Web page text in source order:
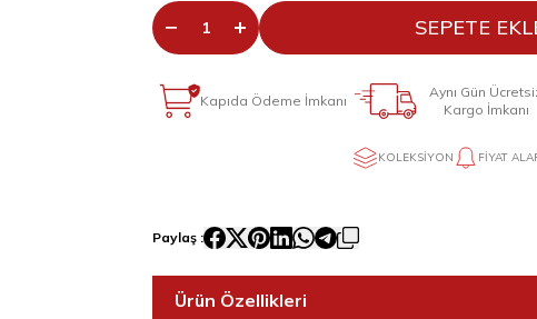
SEPETE
Kapıda Ödeme İmkanı
Aynı Gün
Kargo İmkanı
KOLEKSIYON FIYAT
Paylaş :
Ürün Özellikleri